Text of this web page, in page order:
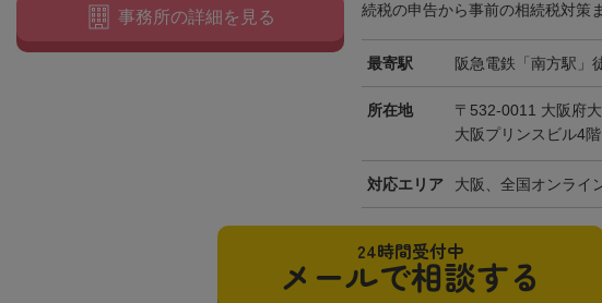
続税の申告から事前の相続税対策
最寄駅 阪急電鉄「南方駅」
所在地
〒532-0011 大阪府
大阪プリンスビル4階
対応エリア 大阪、全国オンライ
事務所の詳細を見る
24時間受付中
メールで相談する